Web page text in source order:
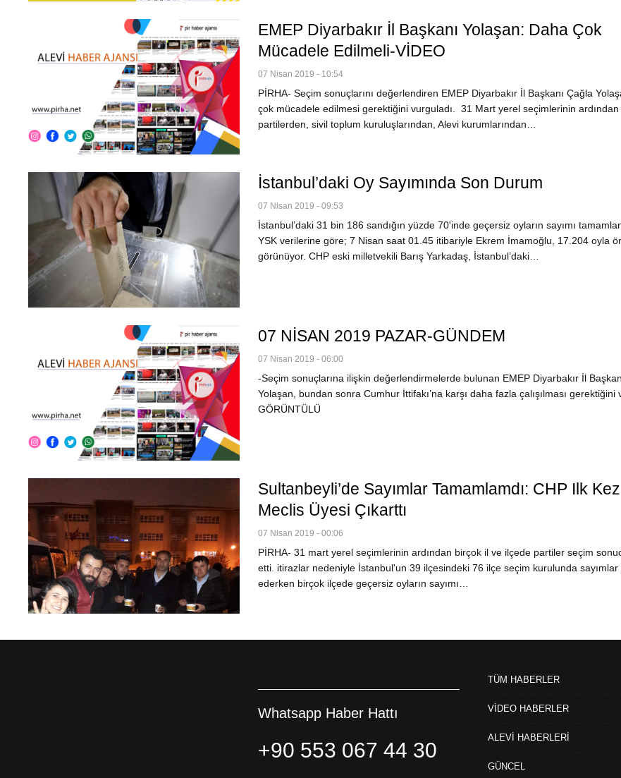
EMEP Diyarbakır İl Başkanı Yolaşan: Daha Çok
Mücadele Edilmeli-VİDEO
07 Nisan 2019 - 10:54
PİRHA- Seçim sonuçlarını değerlendiren EMEP Diyarbakır İl Başkanı Çağla
çok mücadele edilmesi gerektiğini vurguladı. 31 Mart yerel seçimlerinin ardından
partilerden, sivil toplum kuruluşlarından, Alevi kurumlarından…
İstanbul’daki Oy Sayımında Son Durum
07 Nisan 2019 - 09:53
İstanbul’daki 31 bin 186 sandığın yüzde 70'inde geçersiz oyların sayımı
YSK verilerine göre; 7 Nisan saat 01.45 itibariyle Ekrem İmamoğlu, 17.204 oyla
görünüyor. CHP eski milletvekili Barış Yarkadaş, İstanbul’daki…
07 NİSAN 2019 PAZAR-GÜNDEM
07 Nisan 2019 - 06:00
-Seçim sonuçlarına ilişkin değerlendirmelerde bulunan EMEP Diyarbakır İl
Yolaşan, bundan sonra Cumhur İttifakı’na karşı daha fazla çalışılması gerektiğini
GÖRÜNTÜLÜ
Sultanbeyli’de Sayımlar Tamamlamdı: CHP Ilk Kez
Meclis Üyesi Çıkarttı
07 Nisan 2019 - 00:06
PİRHA- 31 mart yerel seçimlerinin ardından birçok il ve ilçede partiler seçim
etti. itirazlar nedeniyle İstanbul'un 39 ilçesindeki 76 ilçe seçim kurulunda sayımlar
ederken birçok ilçede geçersiz oyların sayımı…
Whatsapp Haber Hattı
+90 553 067 44 30
TÜM HABERLER
VİDEO HABERLER
ALEVİ HABERLERİ
GÜNCEL